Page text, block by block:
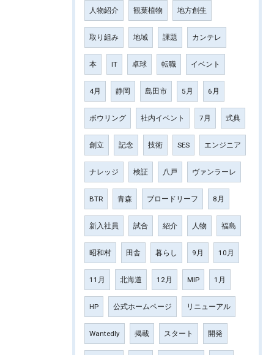
人物紹介 観葉植物 地方創生
取り組み 地域 課題 カンテレ
本 IT 卓球 転職 イベント
4月 静岡 島田市 5月 6月
ボウリング 社内イベント 7月 式典
創立 記念 技術 SES エンジニア
ナレッジ 検証 八戸 ヴァンラーレ
BTR 青森 ブロードリーフ 8月
新入社員 試合 紹介 人物 福島
昭和村 田舎 暮らし 9月 10月
11月 北海道 12月 MIP 1月
HP 公式ホームページ リニューアル
Wantedly 掲載 スタート 開発